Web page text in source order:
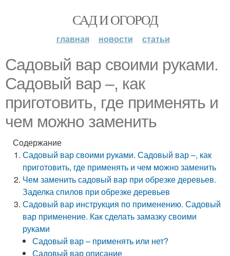
САД И ОГОРОД
главная новости статьи
Садовый вар своими руками.
Садовый вар –, как
приготовить, где применять и
чем можно заменить
Содержание
Садовый вар своими руками. Садовый вар –, как
приготовить, где применять и чем можно заменить
Чем заменить садовый вар при обрезке деревьев.
Заделка спилов при обрезке деревьев
Садовый вар инструкция по применению. Садовый
вар применение. Как сделать замазку своими
руками
Садовый вар – применять или нет?
Садовый вар описание